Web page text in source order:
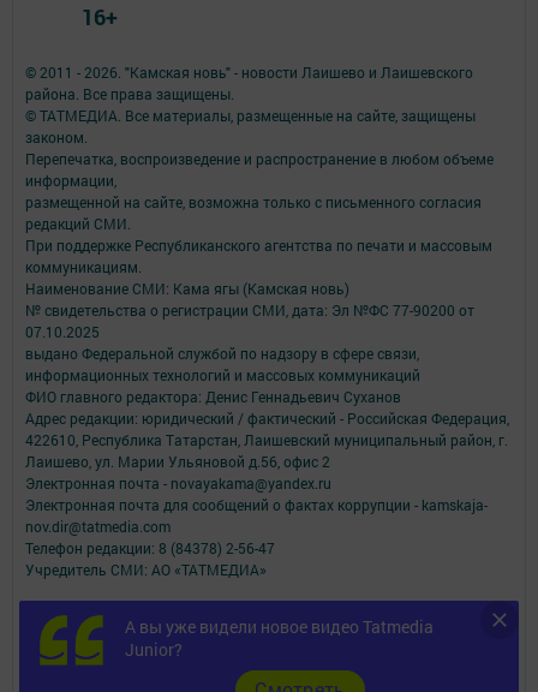
А вы уже видели новое видео Tatmedia
Junior?
© 2011 - 2026. "Камская новь" - новости Лаишево и Лаишевского
района. Все права защищены.
© ТАТМЕДИА. Все материалы, размещенные на сайте, защищены
законом.
Перепечатка, воспроизведение и распространение в любом объеме
информации,
размещенной на сайте, возможна только с письменного согласия
редакций СМИ.
При поддержке Республиканского агентства по печати и массовым
коммуникациям.
Наименование СМИ: Кама ягы (Камская новь)
№ свидетельства о регистрации СМИ, дата: Эл №ФC 77-90200 от
07.10.2025
выдано Федеральной службой по надзору в сфере связи,
информационных технологий и массовых коммуникаций
ФИО главного редактора: Денис Геннадьевич Суханов
Адрес редакции: юридический / фактический - Российская Федерация,
422610, Республика Татарстан, Лаишевский муниципальный район, г.
Лаишево, ул. Марии Ульяновой д.56, офис 2
Электронная почта - novayakama@yandex.ru
Электронная почта для сообщений о фактах коррупции - kamskaja-
nov.dir@tatmedia.com
Телефон редакции: 8 (84378) 2-56-47
Учредитель СМИ: АО «ТАТМЕДИА»
Антикоррупционная политика
АО «ТАТМЕДИА» использует «cookie»для персонализации сервисов и
удобства пользователей сайтом.
Использование «cookie» можно отменить в настройках браузера.
16+